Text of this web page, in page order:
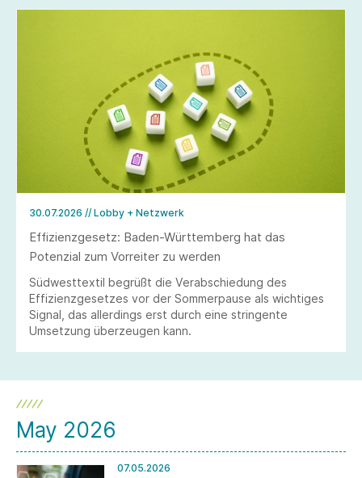
30.07.2026 // Lobby + Netzwerk
Effizienzgesetz: Baden-Württemberg hat das
Potenzial zum Vorreiter zu werden
Südwesttextil begrüßt die Verabschiedung des
Effizienzgesetzes vor der Sommerpause als wichtiges
Signal, das allerdings erst durch eine stringente
Umsetzung überzeugen kann.
May 2026
07.05.2026